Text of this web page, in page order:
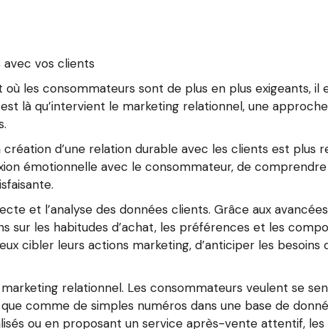
vos clients
les consommateurs sont de plus en plus exigeants, il
là qu’intervient le marketing relationnel, une
d’une relation durable avec les clients est plus
émotionnelle avec le consommateur, de
et l’analyse des données clients. Grâce aux
sur les habitudes d’achat, les préférences et les
cibler leurs actions marketing, d’anticiper les
relationnel. Les consommateurs veulent se
comme de simples numéros dans une base de
ou en proposant un service après-vente attentif,